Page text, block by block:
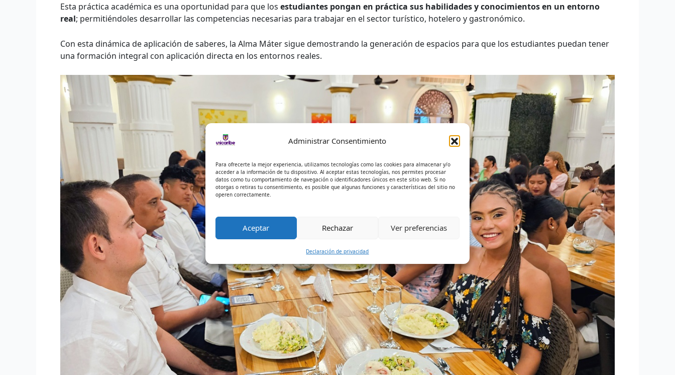
Administrar Consentimiento
Para ofrecerte la mejor experiencia, utilizamos tecnologías como las cookies para almacenar y/o
acceder a la información de tu dispositivo. Al aceptar estas tecnologías, nos permites procesar
datos como tu comportamiento de navegación o identificadores únicos en este sitio web. Si no
otorgas o retiras tu consentimiento, es posible que algunas funciones y características del sitio no
operen correctamente.
Aceptar Rechazar Ver preferencias
Declaración de privacidad
Esta práctica académica es una oportunidad para que los estudiantes pongan en práctica sus habilidades y conocimientos en un entorno
real; permitiéndoles desarrollar las competencias necesarias para trabajar en el sector turístico, hotelero y gastronómico.
Con esta dinámica de aplicación de saberes, la Alma Máter sigue demostrando la generación de espacios para que los estudiantes puedan tener
una formación integral con aplicación directa en los entornos reales.